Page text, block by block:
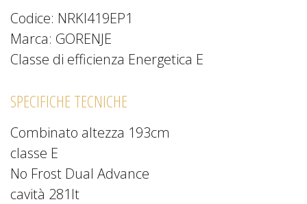
Codice: NRKI419EP1
Marca: GORENJE
Classe di efficienza Energetica E
SPECIFICHE TECNICHE
Combinato altezza 193cm
classe E
No Frost Dual Advance
cavità 281lt